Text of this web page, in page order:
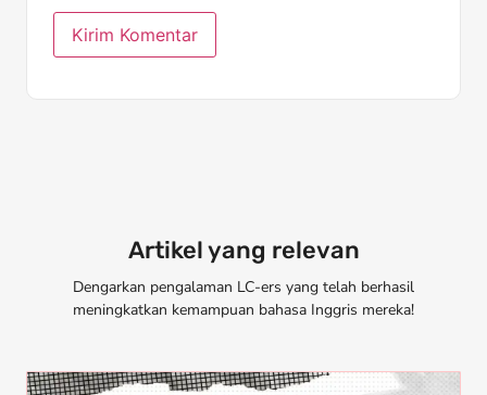
Artikel yang relevan
Dengarkan pengalaman LC-ers yang telah berhasil
meningkatkan kemampuan bahasa Inggris mereka!